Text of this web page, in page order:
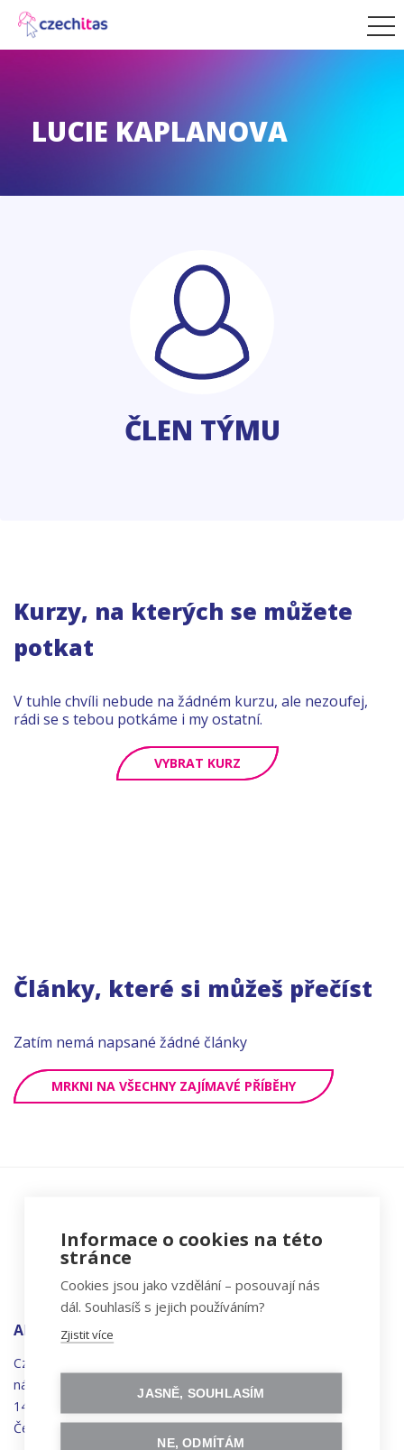
LUCIE KAPLANOVA
ČLEN TÝMU
Kurzy, na kterých se můžete
potkat
V tuhle chvíli nebude na žádném kurzu, ale nezoufej,
rádi se s tebou potkáme i my ostatní.
VYBRAT KURZ
Články, které si můžeš přečíst
Zatím nemá napsané žádné články
MRKNI NA VŠECHNY ZAJÍMAVÉ PŘÍBĚHY
ADRESA
Czechitas, z.ú.
náměstí
Synků 1748/17
140 00 Praha 4 - Nusle
Česká republika
Informace o cookies na této
stránce
Cookies jsou jako vzdělání – posouvají nás
dál. Souhlasíš s jejich používáním?
Zjistit více
JASNĚ, SOUHLASÍM
NE, ODMÍTÁM